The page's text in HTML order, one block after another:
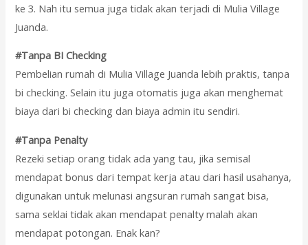
ke 3. Nah itu semua juga tidak akan terjadi di Mulia Village
Juanda.
#Tanpa BI Checking
Pembelian rumah di Mulia Village Juanda lebih praktis, tanpa
bi checking. Selain itu juga otomatis juga akan menghemat
biaya dari bi checking dan biaya admin itu sendiri.
#Tanpa Penalty
Rezeki setiap orang tidak ada yang tau, jika semisal
mendapat bonus dari tempat kerja atau dari hasil usahanya,
digunakan untuk melunasi angsuran rumah sangat bisa,
sama seklai tidak akan mendapat penalty malah akan
mendapat potongan. Enak kan?